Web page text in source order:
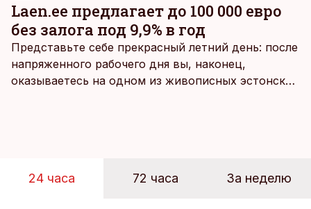
Laen.ee предлагает до 100 000 евро
без залога под 9,9% в год
Представьте себе прекрасный летний день: после
напряженного рабочего дня вы, наконец,
оказываетесь на одном из живописных эстонских
24 часа 72 часа За неделю